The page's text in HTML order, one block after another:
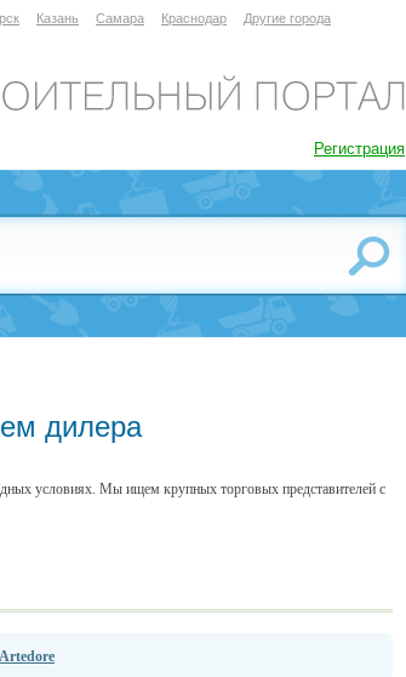
Казань Самара Краснодар Другие города
Регистрация
дилера
условиях. Мы ищем крупных торговых представителей с